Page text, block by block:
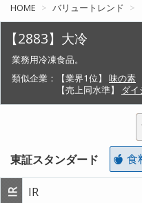
HOME バリュートレンド
【2883】大冷
業務用冷凍食品。
類似企業：
【業界1位】
味の素
【売上同水準】
ダイ
東証スタンダード 食
IR IR